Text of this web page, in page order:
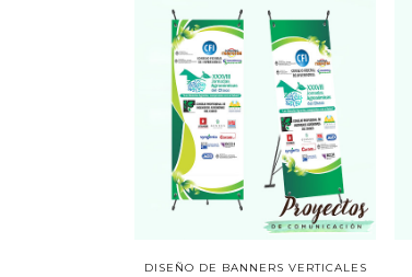
DISEÑO DE BANNERS VERTICALES